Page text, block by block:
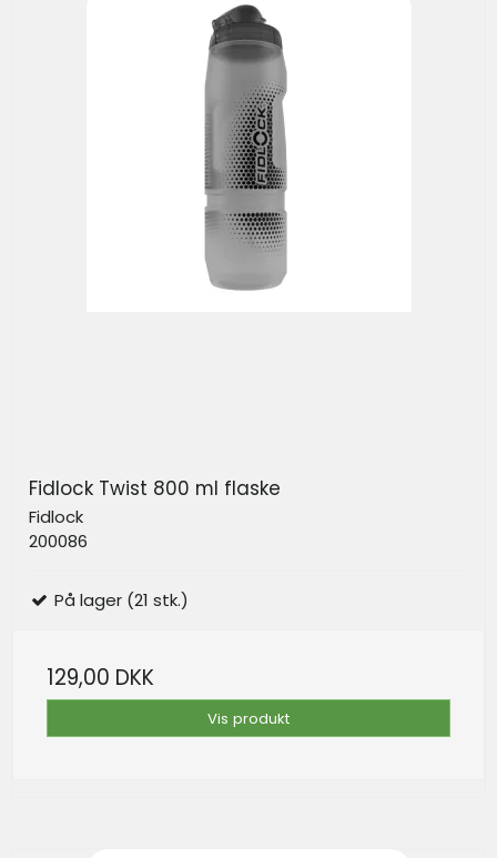
Fidlock Twist 800 ml flaske
Fidlock
200086
På lager (21 stk.)
129,00 DKK
Vis produkt